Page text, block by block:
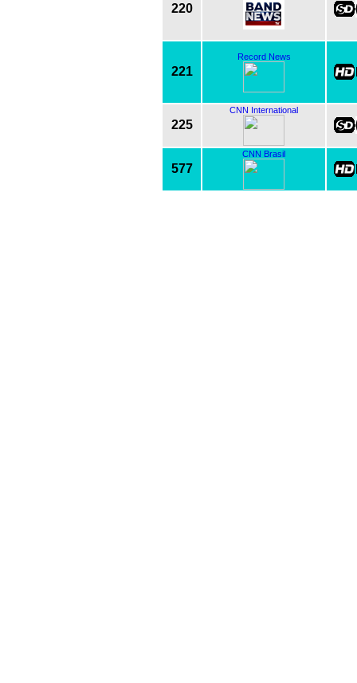
220
221
Record News
225
CNN International
577
CNN Brasil